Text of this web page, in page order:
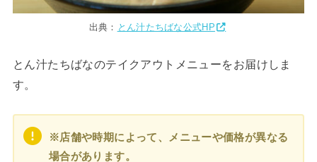
出典： とん汁たちばな公式HP
とん汁たちばなのテイクアウトメニューをお届けしま
す。
※店舗や時期によって、メニューや価格が異なる
場合があります。